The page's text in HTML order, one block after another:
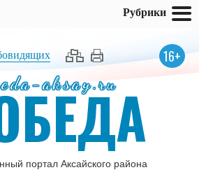
16+
aksay.ru
портал Аксайского района
Рубрики